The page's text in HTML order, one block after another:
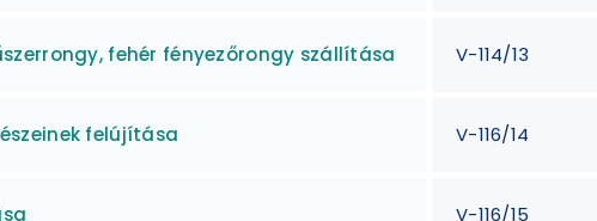
fehér fényezőrongy szállítása V-114/13
felújítása V-116/14
V-116/15